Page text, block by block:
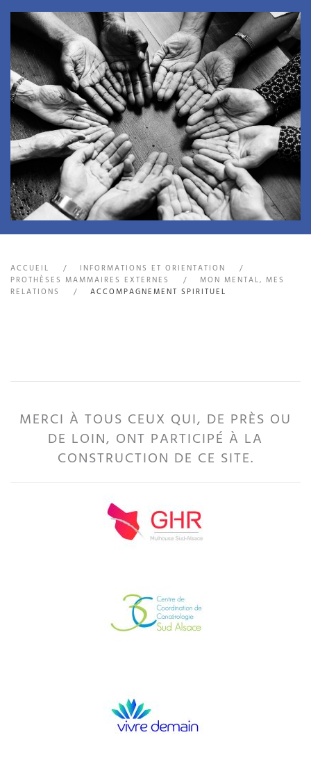
ACCUEIL
INFORMATIONS ET ORIENTATION
PROTHÈSES MAMMAIRES EXTERNES
MON MENTAL, MES
RELATIONS
ACCOMPAGNEMENT SPIRITUEL
MERCI À TOUS CEUX QUI, DE PRÈS OU
DE LOIN, ONT PARTICIPÉ À LA
CONSTRUCTION DE CE SITE.